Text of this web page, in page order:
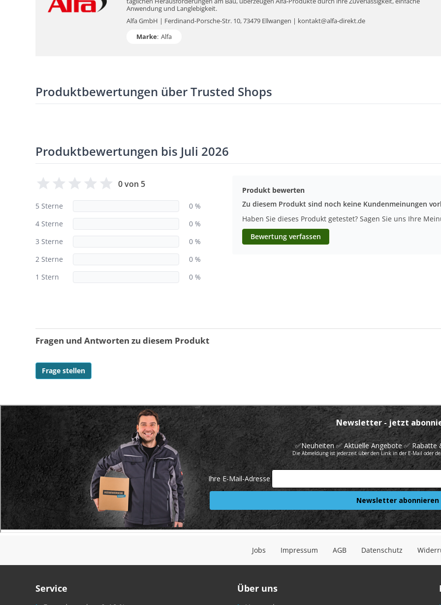
Anwendung und Langlebigkeit.
Alfa GmbH | Ferdinand-Porsche-Str. 10, 73479 Ellwangen | kontakt@alfa-direkt.de
Marke: Alfa
Produktbewertungen über Trusted Shops
Produktbewertungen bis Juli 2026
0 von 5
5 Sterne
0 %
4 Sterne
0 %
3 Sterne
0 %
2 Sterne
0 %
1 Stern
0 %
Produkt bewerten
Zu diesem Produkt sind noch keine Kundenmeinungen
Haben Sie dieses Produkt getestet? Sagen Sie uns Ihre
Bewertung verfassen
Fragen und Antworten zu diesem Produkt
Frage stellen
Jobs Impressum AGB Datenschutz
Service Über uns